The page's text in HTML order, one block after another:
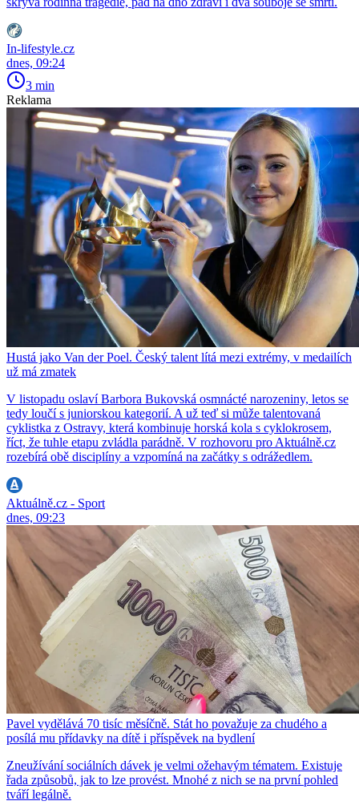
In-lifestyle.cz
dnes, 09:24
3 min
Reklama
Hustá jako Van der Poel. Český talent lítá mezi extrémy, v medailích
už má zmatek
V listopadu oslaví Barbora Bukovská osmnácté narozeniny, letos se
tedy loučí s juniorskou kategorií. A už teď si může talentovaná
cyklistka z Ostravy, která kombinuje horská kola s cyklokrosem,
říct, že tuhle etapu zvládla parádně. V rozhovoru pro Aktuálně.cz
rozebírá obě disciplíny a vzpomíná na začátky s odrážedlem.
Aktuálně.cz - Sport
dnes, 09:23
Pavel vydělává 70 tisíc měsíčně. Stát ho považuje za chudého a
posílá mu přídavky na dítě i příspěvek na bydlení
Zneužívání sociálních dávek je velmi ožehavým tématem. Existuje
řada způsobů, jak to lze provést. Mnohé z nich se na první pohled
tváří legálně.